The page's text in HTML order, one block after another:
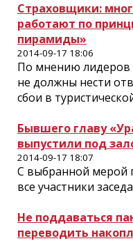
Страховщики:
работают по
пирамиды»
2014-09-17 18:06
По мнению лидеров
не должны нести
сбои в
Бывшего главу
выпустили под
2014-09-17 18:07
С выбранной мерой
все участники
Не поддаваться
переводить